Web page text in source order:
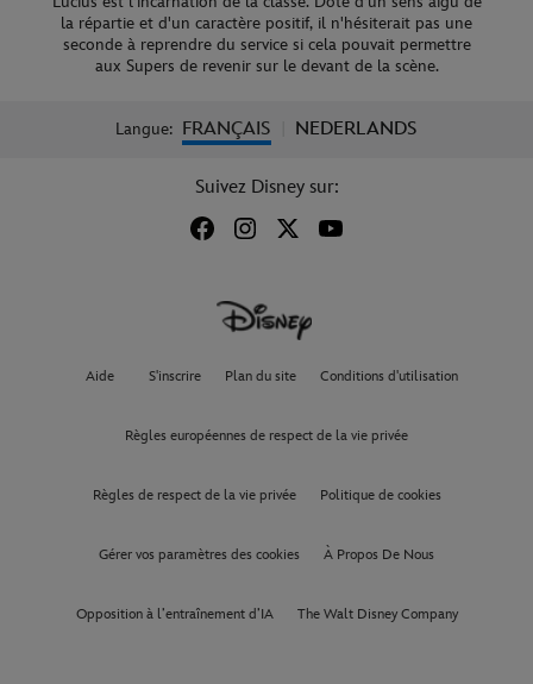
la répartie et d'un caractère positif, il n'hésiterait pas une
seconde à reprendre du service si cela pouvait permettre
aux Supers de revenir sur le devant de la scène.
Langue: FRANÇAIS NEDERLANDS
Suivez Disney sur:
Aide S'inscrire Plan du site Conditions d'utilisation
Règles européennes de respect de la vie privée
Règles de respect de la vie privée Politique de cookies
Gérer vos paramètres des cookies À Propos De Nous
Opposition à l’entraînement d’IA The Walt Disney Company